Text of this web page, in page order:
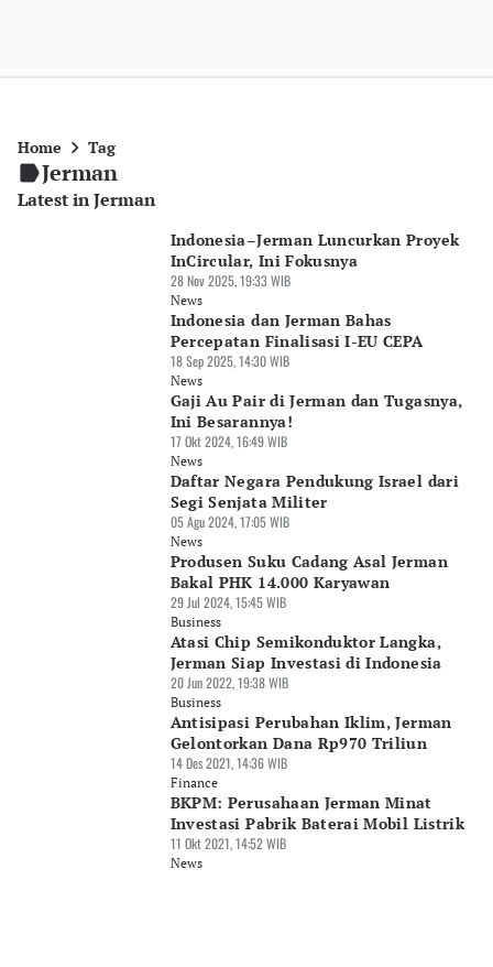
Home Tag
Jerman
Latest in Jerman
Indonesia–Jerman Luncurkan Proyek
InCircular, Ini Fokusnya
28 Nov 2025, 19:33 WIB
News
Indonesia dan Jerman Bahas
Percepatan Finalisasi I-EU CEPA
18 Sep 2025, 14:30 WIB
News
Gaji Au Pair di Jerman dan Tugasnya,
Ini Besarannya!
17 Okt 2024, 16:49 WIB
News
Daftar Negara Pendukung Israel dari
Segi Senjata Militer
05 Agu 2024, 17:05 WIB
News
Produsen Suku Cadang Asal Jerman
Bakal PHK 14.000 Karyawan
29 Jul 2024, 15:45 WIB
Business
Atasi Chip Semikonduktor Langka,
Jerman Siap Investasi di Indonesia
20 Jun 2022, 19:38 WIB
Business
Antisipasi Perubahan Iklim, Jerman
Gelontorkan Dana Rp970 Triliun
14 Des 2021, 14:36 WIB
Finance
BKPM: Perusahaan Jerman Minat
Investasi Pabrik Baterai Mobil Listrik
11 Okt 2021, 14:52 WIB
News